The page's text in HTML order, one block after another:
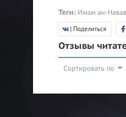
Теги: Имам ан-
| Поделиться
Отзывы
Сортировать по